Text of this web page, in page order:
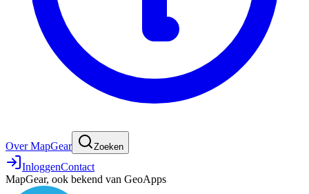
Over MapGear Zoeken
InloggenContact
MapGear, ook bekend van GeoApps